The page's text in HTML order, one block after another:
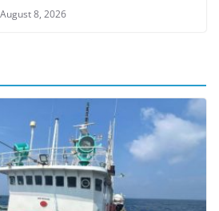
August 8, 2026